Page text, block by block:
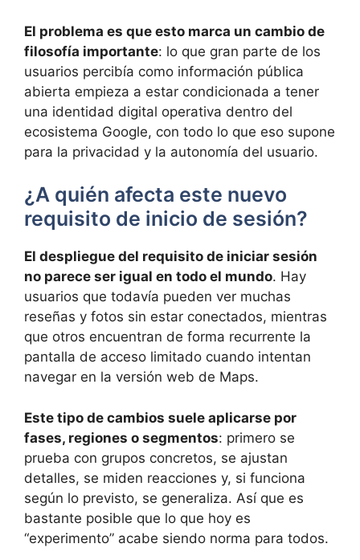
El problema es que esto marca un cambio de
filosofía importante: lo que gran parte de los
usuarios percibía como información pública
abierta empieza a estar condicionada a tener
una identidad digital operativa dentro del
ecosistema Google, con todo lo que eso supone
para la privacidad y la autonomía del usuario.
¿A quién afecta este nuevo
requisito de inicio de sesión?
El despliegue del requisito de iniciar sesión
no parece ser igual en todo el mundo. Hay
usuarios que todavía pueden ver muchas
reseñas y fotos sin estar conectados, mientras
que otros encuentran de forma recurrente la
pantalla de acceso limitado cuando intentan
navegar en la versión web de Maps.
Este tipo de cambios suele aplicarse por
fases, regiones o segmentos: primero se
prueba con grupos concretos, se ajustan
detalles, se miden reacciones y, si funciona
según lo previsto, se generaliza. Así que es
bastante posible que lo que hoy es
“experimento” acabe siendo norma para todos.